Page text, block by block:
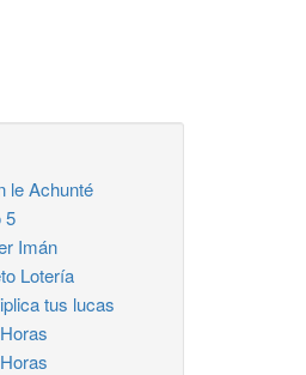
le Achunté
5
Imán
Lotería
tus lucas